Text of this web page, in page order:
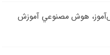
هوش مصنوعي آموزش